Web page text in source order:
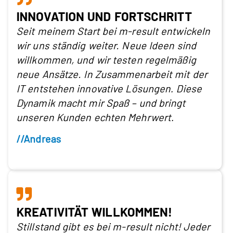
INNOVATION UND FORTSCHRITT
Seit meinem Start bei m-result entwickeln
wir uns ständig weiter. Neue Ideen sind
willkommen, und wir testen regelmäßig
neue Ansätze. In Zusammenarbeit mit der
IT entstehen innovative Lösungen. Diese
Dynamik macht mir Spaß – und bringt
unseren Kunden echten Mehrwert.
//Andreas
KREATIVITÄT WILLKOMMEN!
Stillstand gibt es bei m-result nicht! Jeder